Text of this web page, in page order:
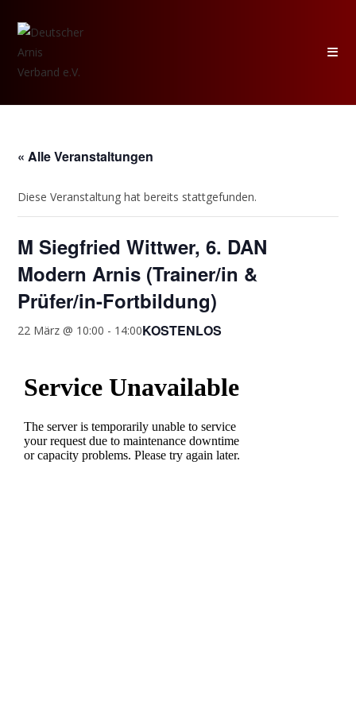
Inhalt
springen
« Alle Veranstaltungen
Diese Veranstaltung hat bereits stattgefunden.
M Siegfried Wittwer, 6. DAN
Modern Arnis (Trainer/in &
Prüfer/in-Fortbildung)
22 März @ 10:00 - 14:00KOSTENLOS